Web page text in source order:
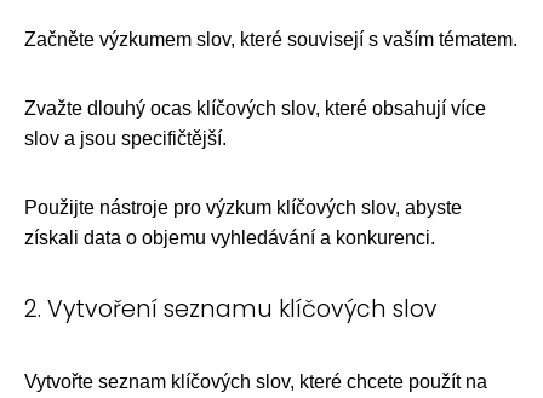
Začněte výzkumem slov, které souvisejí s vaším tématem.
Zvažte dlouhý ocas klíčových slov, které obsahují více
slov a jsou specifičtější.
Použijte nástroje pro výzkum klíčových slov, abyste
získali data o objemu vyhledávání a konkurenci.
2. Vytvoření seznamu klíčových slov
Vytvořte seznam klíčových slov, které chcete použít na